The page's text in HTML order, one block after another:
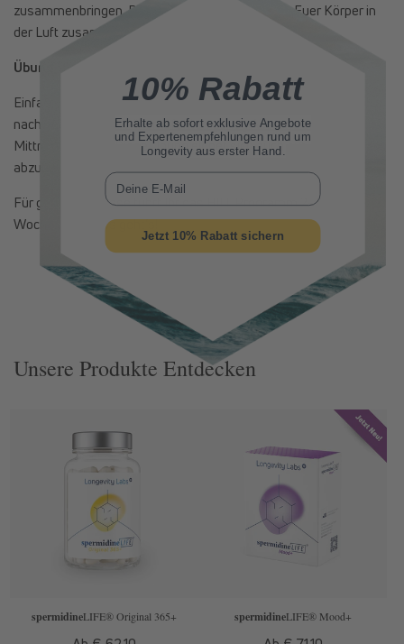
zusammenbringen. Das sollte aussehen, als ob Euer Körper in
der Luft zusammenklappt.
Übung 10: Boxen im Stand
Einfach am Stand laufen und dabei mit den Händen abwechseln
nach vorne Boxen. Wir empfehlen genug Abstand zu
Mittrainierenden. Diese Übung eignet sich auch gut, um Ärger
abzubauen.
Für gute Ergebnisse führt Ihr das HIIT Programm 2-3 Mal die
Woche durch. Los geht’s!
Unsere Produkte Entdecken
spermidineLIFE® Original 365+ spermidineLIFE® Mood+
10% Rabatt
Erhalte ab sofort exklusive Angebote
und Expertenempfehlungen rund um
Longevity aus erster Hand.
E-Mail
Jetzt 10% Rabatt sichern